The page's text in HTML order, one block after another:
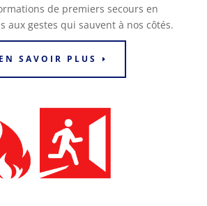
de premiers secours en
aux gestes qui sauvent à nos côtés.
EN SAVOIR PLUS